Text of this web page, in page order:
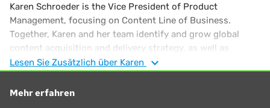
Karen Schroeder is the Vice President of Product
Management, focusing on Content Line of Business.
Together, Karen and her team identify and grow global
content acquisition and delivery strategy, as well as
establish and manage revenue targets for premium
positions at EY, Hallmark Cards and Yellow Transportation.
Lesen Sie Zusätzlich über Karen
Mehr erfahren